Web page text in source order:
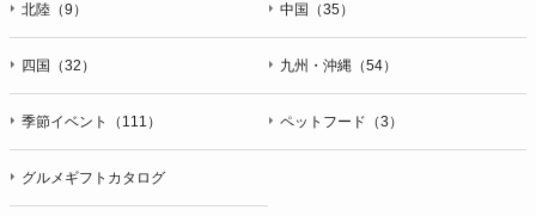
北陸（9） 中国（35）
四国（32） 九州・沖縄（54）
季節イベント（111） ペットフード（3）
グルメギフトカタログ